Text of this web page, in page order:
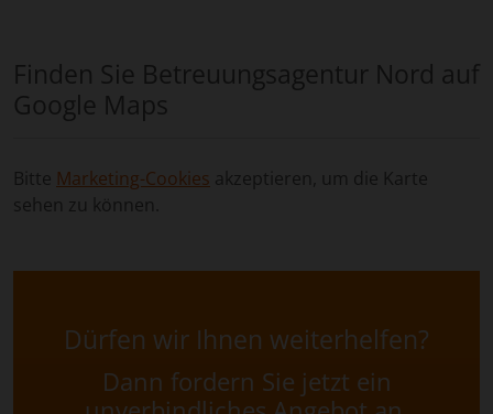
Finden Sie Betreuungsagentur Nord auf
Google Maps
Bitte Marketing-Cookies akzeptieren, um die Karte
sehen zu können.
Dürfen wir Ihnen weiterhelfen?
Dann fordern Sie jetzt ein